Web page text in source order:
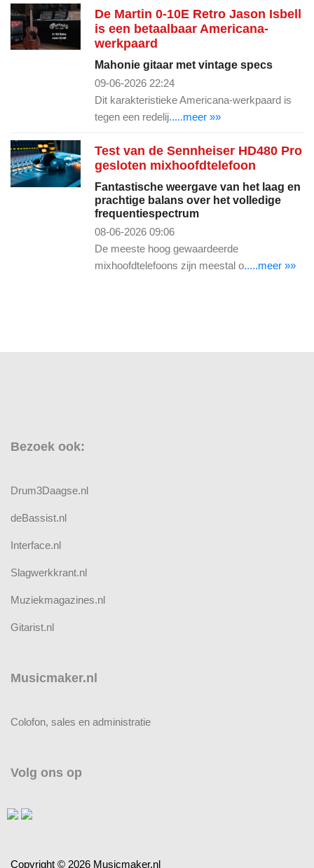
De Martin 0-10E Retro Jason Isbell
is een betaalbaar Americana-
werkpaard
Mahonie gitaar met vintage specs
09-06-2026 22:24
Dit karakteristieke Americana-werkpaard is
tegen een redelij.....meer »»
Test van de Sennheiser HD480 Pro
gesloten mixhoofdtelefoon
Fantastische weergave van het laag en
prachtige balans over het volledige
frequentiespectrum
08-06-2026 09:06
De meeste hoog gewaardeerde
mixhoofdtelefoons zijn meestal o.....meer »»
Bezoek ook:
Drum3Daagse.nl
deBassist.nl
Interface.nl
Slagwerkkrant.nl
Muziekmagazines.nl
Gitarist.nl
Musicmaker.nl
Colofon, sales en administratie
Volg ons op
Copyright © 2026 Musicmaker.nl